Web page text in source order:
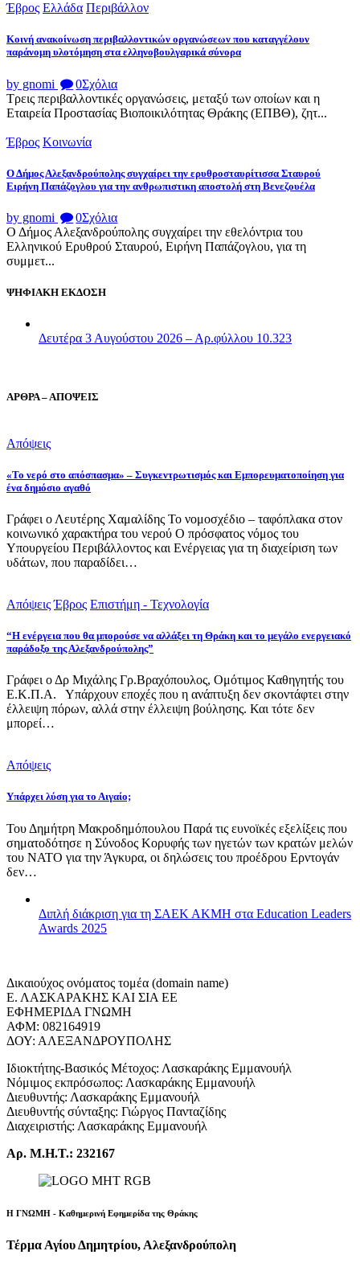
Έβρος Ελλάδα Περιβάλλον
Κοινή ανακοίνωση περιβαλλοντικών οργανώσεων που καταγγέλουν
παράνομη υλοτόμηση στα ελληνοβουλγαρικά σύνορα
by gnomi 0Σχόλια
Τρεις περιβαλλοντικές οργανώσεις, μεταξύ των οποίων και η
Εταιρεία Προστασίας Βιοποικιλότητας Θράκης (ΕΠΒΘ), ζητ...
Έβρος Κοινωνία
Ο Δήμος Αλεξανδρούπολης συγχαίρει την ερυθροσταυρίτισσα Σταυρού
Ειρήνη Παπάζογλου για την ανθρωπιστικη αποστολή στη Βενεζουέλα
by gnomi 0Σχόλια
Ο Δήμος Αλεξανδρούπολης συγχαίρει την εθελόντρια του
Ελληνικού Ερυθρού Σταυρού, Ειρήνη Παπάζογλου, για τη
συμμετ...
ΨΗΦΙΑΚΗ ΕΚΔΟΣΗ
Δευτέρα 3 Αυγούστου 2026 – Αρ.φύλλου 10.323
ΑΡΘΡΑ – ΑΠΟΨΕΙΣ
Απόψεις
«Το νερό στο απόσπασμα» – Συγκεντρωτισμός και Εμπορευματοποίηση για
ένα δημόσιο αγαθό
Γράφει ο Λευτέρης Χαμαλίδης Το νομοσχέδιο – ταφόπλακα στον
κοινωνικό χαρακτήρα του νερού Ο πρόσφατος νόμος του
Υπουργείου Περιβάλλοντος και Ενέργειας για τη διαχείριση των
υδάτων, που παραδίδει…
Απόψεις Έβρος Επιστήμη - Τεχνολογία
“Η ενέργεια που θα μπορούσε να αλλάξει τη Θράκη και το μεγάλο ενεργειακό
παράδοξο της Αλεξανδρούπολης”
Γράφει ο Δρ Μιχάλης Γρ.Βραχόπουλος, Ομότιμος Καθηγητής του
Ε.Κ.Π.Α. Υπάρχουν εποχές που η ανάπτυξη δεν σκοντάφτει στην
έλλειψη πόρων, αλλά στην έλλειψη βούλησης. Και τότε δεν
μπορεί…
Απόψεις
Υπάρχει λύση για το Αιγαίο;
Του Δημήτρη Μακροδημόπουλου Παρά τις ευνοϊκές εξελίξεις που
σηματοδότησε η Σύνοδος Κορυφής των ηγετών των κρατών μελών
του ΝΑΤΟ για την Άγκυρα, οι δηλώσεις του προέδρου Ερντογάν
δεν…
Διπλή διάκριση για τη ΣΑΕΚ ΑΚΜΗ στα Education Leaders
Awards 2025
Δικαιούχος ονόματος τομέα (domain name)
Ε. ΛΑΣΚΑΡΑΚΗΣ ΚΑΙ ΣΙΑ ΕΕ
ΕΦΗΜΕΡΙΔΑ ΓΝΩΜΗ
ΑΦΜ: 082164919
ΔΟΥ: ΑΛΕΞΑΝΔΡΟΥΠΟΛΗΣ
Ιδιοκτήτης-Βασικός Μέτοχος: Λασκαράκης Εμμανουήλ
Νόμιμος εκπρόσωπος: Λασκαράκης Εμμανουήλ
Διευθυντής: Λασκαράκης Εμμανουήλ
Διευθυντής σύνταξης: Γιώργος Πανταζίδης
Διαχειριστής: Λασκαράκης Εμμανουήλ
Αρ. Μ.Η.Τ.: 232167
Η ΓΝΩΜΗ - Καθημερινή Εφημερίδα της Θράκης
Τέρμα Αγίου Δημητρίου, Αλεξανδρούπολη